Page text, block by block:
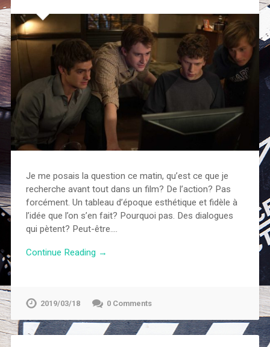
Je me posais la question ce matin, qu’est ce que je
recherche avant tout dans un film? De l’action? Pas
forcément. Un tableau d’époque esthétique et fidèle à
l’idée que l’on s’en fait? Pourquoi pas. Des dialogues
qui pètent? Peut-être….
Continue Reading →
2019/03/18 0 Comments